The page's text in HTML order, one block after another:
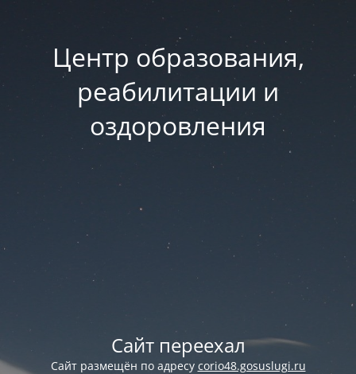
Центр образования,
реабилитации и
оздоровления
Сайт переехал
Сайт размещён по адресу corio48.gosuslugi.ru